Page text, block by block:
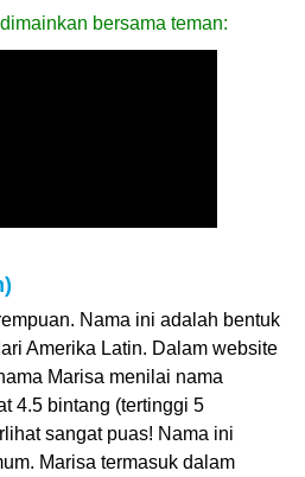
bersama teman:
Nama ini adalah bentuk
Amerika Latin. Dalam website
Marisa menilai nama
4.5 bintang (tertinggi 5
sangat puas! Nama ini
Marisa termasuk dalam